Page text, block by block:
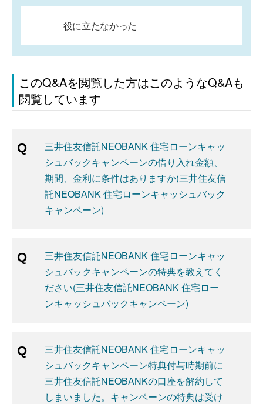
役に立たなかった
このQ&Aを閲覧した方はこのようなQ&Aも
閲覧しています
三井住友信託NEOBANK 住宅ローンキャッ
シュバックキャンペーンの借り入れ金額、
期間、金利に条件はありますか(三井住友信
託NEOBANK 住宅ローンキャッシュバック
キャンペーン)
三井住友信託NEOBANK 住宅ローンキャッ
シュバックキャンペーンの特典を教えてく
ださい(三井住友信託NEOBANK 住宅ロー
ンキャッシュバックキャンペーン)
三井住友信託NEOBANK 住宅ローンキャッ
シュバックキャンペーン特典付与時期前に
三井住友信託NEOBANKの口座を解約して
しまいました。キャンペーンの特典は受け